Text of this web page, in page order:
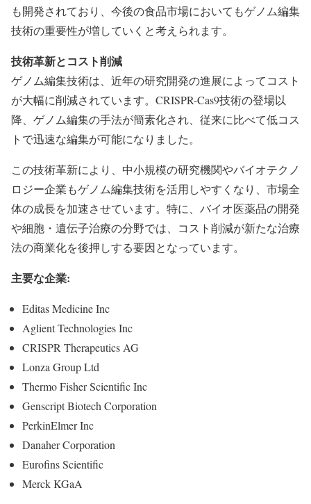
も開発されており、今後の食品市場においてもゲノム編集
技術の重要性が増していくと考えられます。
技術革新とコスト削減
ゲノム編集技術は、近年の研究開発の進展によってコスト
が大幅に削減されています。CRISPR-Cas9技術の登場以
降、ゲノム編集の手法が簡素化され、従来に比べて低コス
トで迅速な編集が可能になりました。
この技術革新により、中小規模の研究機関やバイオテクノ
ロジー企業もゲノム編集技術を活用しやすくなり、市場全
体の成長を加速させています。特に、バイオ医薬品の開発
や細胞・遺伝子治療の分野では、コスト削減が新たな治療
法の商業化を後押しする要因となっています。
主要な企業:
Editas Medicine Inc
Aglient Technologies Inc
CRISPR Therapeutics AG
Lonza Group Ltd
Thermo Fisher Scientific Inc
Genscript Biotech Corporation
PerkinElmer Inc
Danaher Corporation
Eurofins Scientific
Merck KGaA